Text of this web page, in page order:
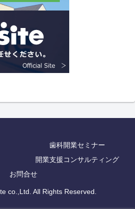
歯科開業セミナー
開業支援コンサルティング
お問合せ
co.,Ltd. All Rights Reserved.